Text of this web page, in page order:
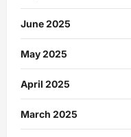
June 2025
May 2025
April 2025
March 2025